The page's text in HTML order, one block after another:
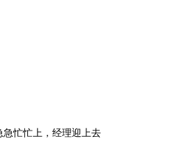
急忙忙上，经理迎上去